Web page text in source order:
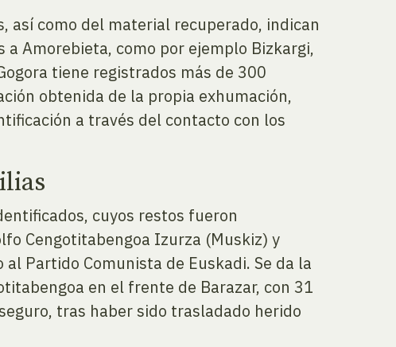
así como del material recuperado, indican
Amorebieta, como por ejemplo Bizkargi,
tiene registrados más de 300
obtenida de la propia exhumación,
a través del contacto con los
cuyos restos fueron
Cengotitabengoa Izurza (Muskiz) y
Partido Comunista de Euskadi. Se da la
en el frente de Barazar, con 31
tras haber sido trasladado herido